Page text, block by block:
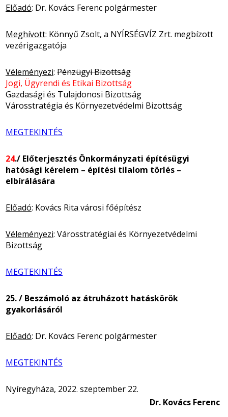
Előadó: Dr. Kovács Ferenc polgármester
Meghívott: Könnyű Zsolt, a NYÍRSÉGVÍZ Zrt. megbízott
vezérigazgatója
Véleményezi: Pénzügyi Bizottság
Jogi, Ügyrendi és Etikai Bizottság
Gazdasági és Tulajdonosi Bizottság
Városstratégia és Környezetvédelmi Bizottság
MEGTEKINTÉS
24./ Előterjesztés Önkormányzati építésügyi
hatósági kérelem – építési tilalom törlés –
elbírálására
Előadó: Kovács Rita városi főépítész
Véleményezi: Városstratégiai és Környezetvédelmi
Bizottság
MEGTEKINTÉS
25. / Beszámoló az átruházott hatáskörök
gyakorlásáról
Előadó: Dr. Kovács Ferenc polgármester
MEGTEKINTÉS
Nyíregyháza, 2022. szeptember 22.
Dr. Kovács Ferenc